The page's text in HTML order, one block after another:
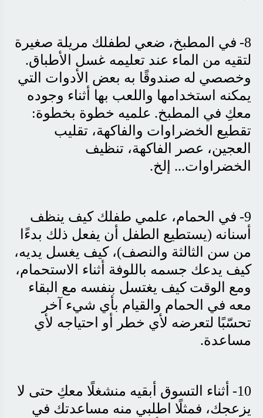
8- في المطبخ، ضعي لطفلك مريلة صغيرة
لتقيه من الماء عند تعليمه غسل الأطباق.
وخصصي له صندوقًا به بعض الأدوات التي
يمكنه استخدامها واللعب بها أثناء وجوده
معكِ في المطبخ. علميه خطوة بخطوة:
تقطيع الخضراوات والفاكهة، تقليب
العجين، عصر الفاكهة، تنظيف
الخضراوات... إلخ.
9- في الحمام، علمي طفلك كيف ينظف
أسنانه (يستطيع الطفل أن يفعل ذلك بدءًا
من سن الثالثة والنصف)، كيف يغسل يديه،
كيف يدعك جسمه باللوفة أثناء الاستحمام،
ومع الوقت كيف يغتسل بنفسه مع البقاء
معه في الحمام والقيام بأي شيء آخر
تحسّبًا لتعرضه لأي خطر أو احتياجه لأي
مساعدة.
10-
أثناء التسوق أبقيه منشغلًا معكِ حتى لا
يزعجك، فمثلًا اطلبي منه مساعدتك في